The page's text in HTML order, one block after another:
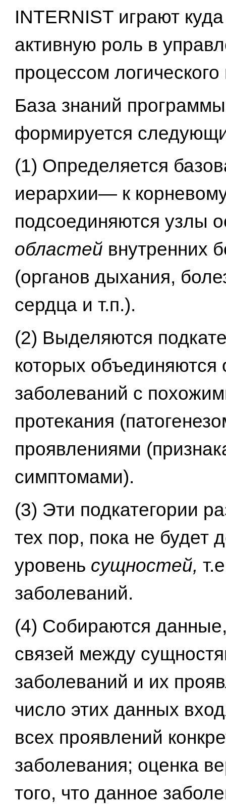
INTERNIST играют
активную роль в
процессом
База знаний
формируется
(1) Определяется
иерархии— к
подсоединяются узлы
областей внутренних
(органов дыхания,
сердца и т.п.).
(2) Выделяются
которых объединяются
заболеваний с
протекания
проявлениями
симптомами).
(3) Эти подкатегории
тех пор, пока не будет
уровень сущностей,
заболеваний.
(4) Собираются
связей между
заболеваний и их
число этих данных
всех проявлений
заболевания; оценка
того, что данное